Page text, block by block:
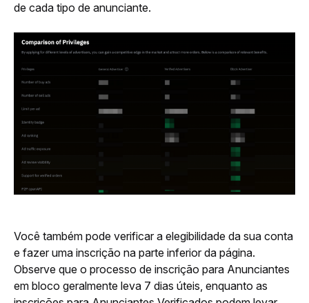
de cada tipo de anunciante.
Você também pode verificar a elegibilidade da sua conta
e fazer uma inscrição na parte inferior da página.
Observe que o processo de inscrição para Anunciantes
em bloco geralmente leva 7 dias úteis, enquanto as